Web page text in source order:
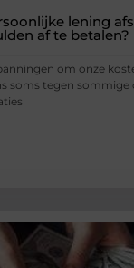
lening
af te betalen?
om onze
soms tegen sommige